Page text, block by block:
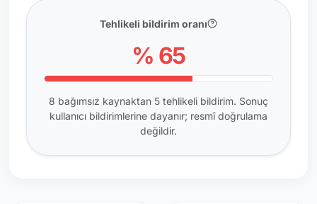
Tehlikeli bildirim oranı
% 65
8 bağımsız kaynaktan 5 tehlikeli bildirim. Sonuç
kullanıcı bildirimlerine dayanır; resmî doğrulama
değildir.